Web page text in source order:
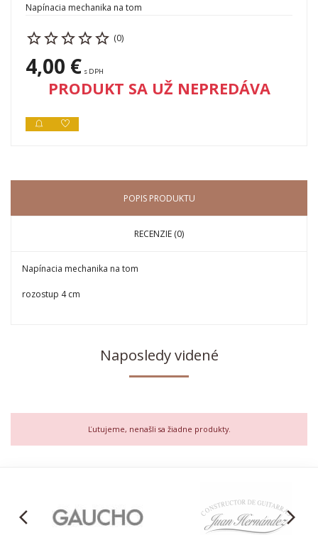
Napínacia mechanika na tom
(0)
4,00 € s DPH
PRODUKT SA UŽ NEPREDÁVA
POPIS PRODUKTU
RECENZIE (0)
Napínacia mechanika na tom
rozostup 4 cm
Naposledy videné
Ľutujeme, nenašli sa žiadne produkty.
arrow_back_ios arrow_forward_ios